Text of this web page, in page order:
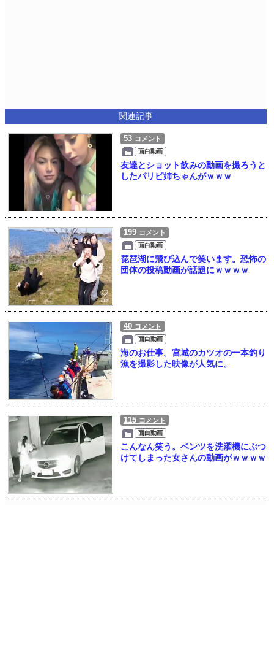
関連記事
53 コメント
面白動画
友達とショット飲みの動画を撮ろうと
したパリピ姉ちゃんがｗｗｗ
199 コメント
面白動画
琵琶湖に飛び込んで笑います。恐怖の
団体の投稿動画が話題にｗｗｗｗ
40 コメント
面白動画
海のお仕事。宮城のカツオの一本釣り
漁を撮影した映像が人気に。
115 コメント
面白動画
こんなん笑う。ベンツを洗濯機にぶつ
けてしまった女さんの動画がｗｗｗｗ